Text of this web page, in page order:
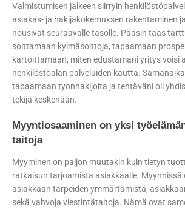
Valmistumisen jälkeen siirryin
asiakas- ja hakijakokemuksen rakentaminen
nousivat seuraavalle tasolle. Pääsin taas
soittamaan kylmäsoittoja, tapaamaan
kartoittamaan, miten edustamani yritys voisi
henkilöstöalan palveluiden kautta.
tapaamaan työnhakijoita ja tehtäväni oli
tekijä keskenään.
Myyntiosaaminen on yksi
taitoja
Myyminen on paljon muutakin kuin tietyn
ratkaisun tarjoamista asiakkaalle.
asiakkaan tarpeiden ymmärtämistä,
sekä vahvoja viestintätaitoja. Nämä ovat